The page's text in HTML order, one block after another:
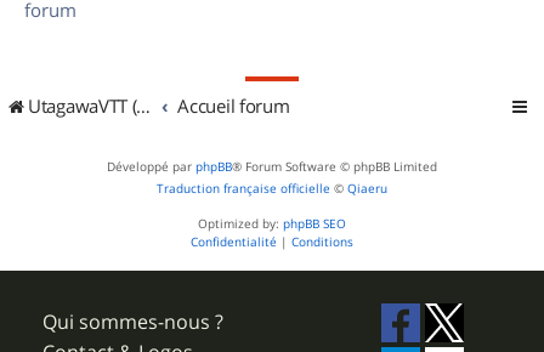
forum
UtagawaVTT (Randos VTT et VTTAE avec traces GPS) Accueil forum
Développé par phpBB® Forum Software © phpBB Limited
Traduction française officielle © Qiaeru
Optimized by: phpBB SEO
Confidentialité | Conditions
Qui sommes-nous ?